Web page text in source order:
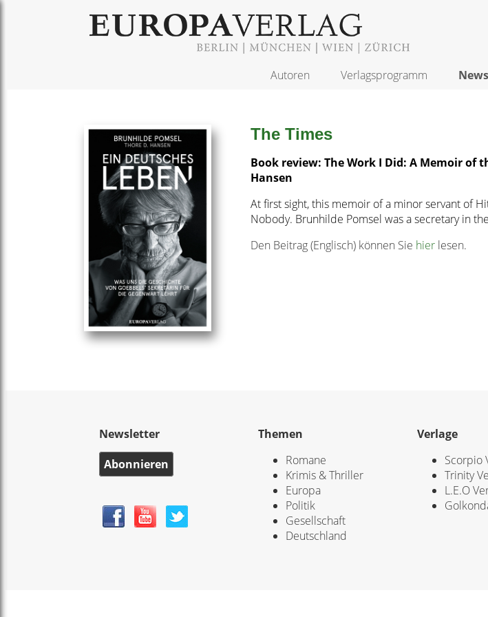
Autoren Verlagsprogramm
The Times
Book review: The Work I Did: A Memoir of
Hansen
At first sight, this memoir of a minor servant of
Nobody. Brunhilde Pomsel was a secretary in
Den Beitrag (Englisch) können Sie hier lesen.
Newsletter
Abonnieren
Themen
Romane
Krimis & Thriller
Europa
Politik
Gesellschaft
Deutschland
Verlage
Scorpio
Trinity
L.E.O